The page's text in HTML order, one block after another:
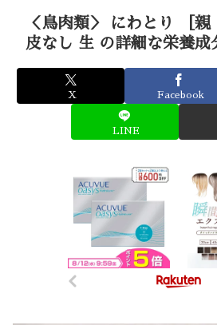
＜鳥肉類＞ にわとり ［親
皮なし 生 の詳細な栄養成
X Facebook
LINE